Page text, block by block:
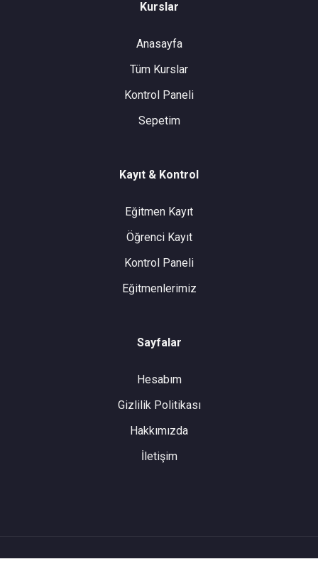
Kurslar
Anasayfa
Tüm Kurslar
Kontrol Paneli
Sepetim
Kayıt & Kontrol
Eğitmen Kayıt
Öğrenci Kayıt
Kontrol Paneli
Eğitmenlerimiz
Sayfalar
Hesabım
Gizlilik Politikası
Hakkımızda
İletişim